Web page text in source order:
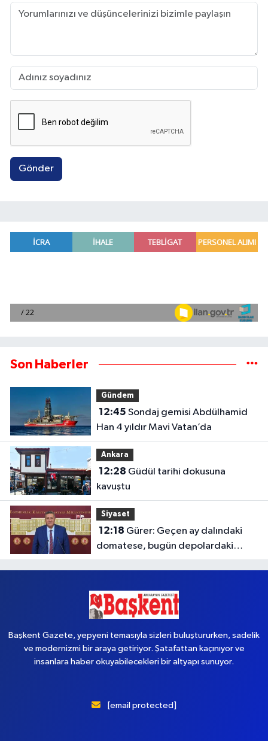
Gönder
Son Haberler
Gündem
12:45
Han 4 yıldır Mavi Vatan’da
Ankara
12:28
kavuştu
Siyaset
12:18
domatese, bugün depolardaki
elmaya haciz
Başkent Gazete, yepyeni temasıyla sizleri buluştururken, sadelik
ve modernizmi bir araya getiriyor. Şatafattan kaçınıyor ve
insanlara haber okuyabilecekleri bir altyapı sunuyor.
[email protected]